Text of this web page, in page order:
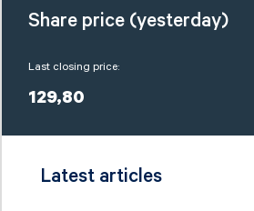
Share price (yesterday)
Last closing price:
129,80
Latest articles